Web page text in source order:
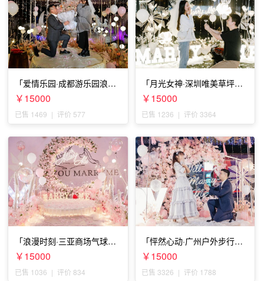
「爱情乐园·成都游乐园浪漫
求婚」
￥15000
已售 1469 | 评价 577
「月光女神·深圳唯美草坪浪
漫求婚」
￥15000
已售 1236 | 评价 3364
「浪漫时刻·三亚商场气球雨
惊喜求婚」
￥15000
已售 1036 | 评价 834
「怦然心动·广州户外步行街
求婚」
￥15000
已售 3326 | 评价 1788